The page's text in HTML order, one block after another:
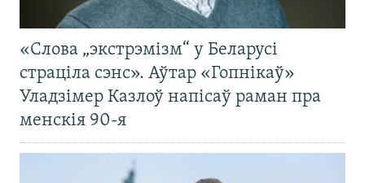
«Слова „экстрэмізм“ у Беларусі
страціла сэнс». Аўтар «Гопнікаў»
Уладзімер Казлоў напісаў раман пра
менскія 90-я